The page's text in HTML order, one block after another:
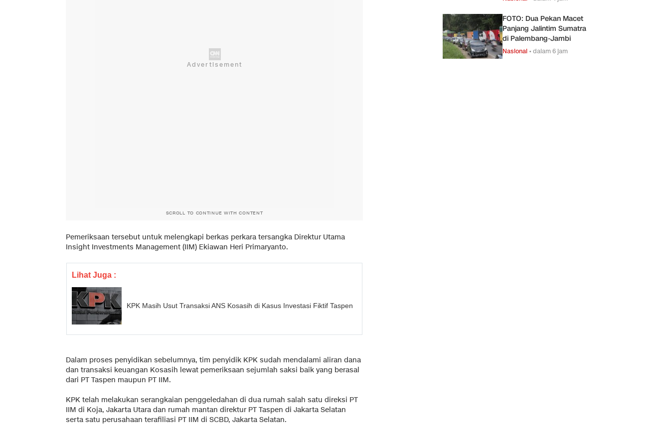
SCROLL TO CONTINUE WITH CONTENT
Pemeriksaan tersebut untuk melengkapi berkas perkara tersangka Direktur Utama
Insight Investments Management (IIM) Ekiawan Heri Primaryanto.
Lihat Juga :
KPK Masih Usut Transaksi ANS Kosasih di Kasus Investasi Fiktif Taspen
Dalam proses penyidikan sebelumnya, tim penyidik KPK sudah mendalami aliran dana
dan transaksi keuangan Kosasih lewat pemeriksaan sejumlah saksi baik yang berasal
dari PT Taspen maupun PT IIM.
KPK telah melakukan serangkaian penggeledahan di dua rumah salah satu direksi PT
IIM di Koja, Jakarta Utara dan rumah mantan direktur PT Taspen di Jakarta Selatan
serta satu perusahaan terafiliasi PT IIM di SCBD, Jakarta Selatan.
FOTO: Dua Pekan Macet
Panjang Jalintim Sumatra
di Palembang-Jambi
Nasional •dalam 6 jam